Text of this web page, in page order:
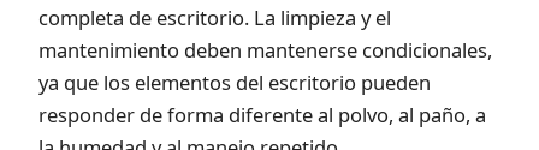
completa de escritorio. La limpieza y el
mantenimiento deben mantenerse condicionales,
ya que los elementos del escritorio pueden
responder de forma diferente al polvo, al paño, a